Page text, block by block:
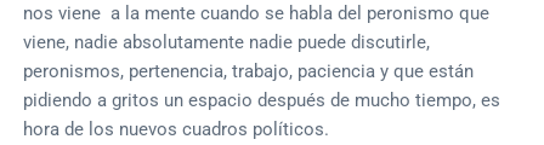
nos viene a la mente cuando se habla del peronismo que
viene, nadie absolutamente nadie puede discutirle,
peronismos, pertenencia, trabajo, paciencia y que están
pidiendo a gritos un espacio después de mucho tiempo, es
hora de los nuevos cuadros políticos.